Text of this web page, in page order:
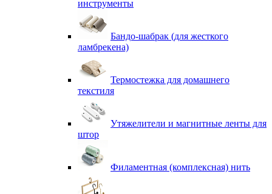
инструменты
Бандо-шабрак (для жесткого
ламбрекена)
Термостежка для домашнего
текстиля
Утяжелители и магнитные ленты для
штор
Филаментная (комплексная) нить